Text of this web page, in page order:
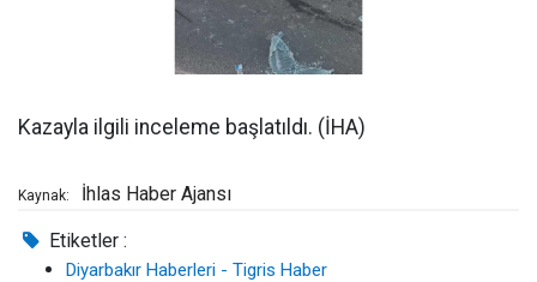
Kazayla ilgili inceleme başlatıldı. (İHA)
Kaynak: İhlas Haber Ajansı
Etiketler :
Diyarbakır Haberleri - Tigris Haber